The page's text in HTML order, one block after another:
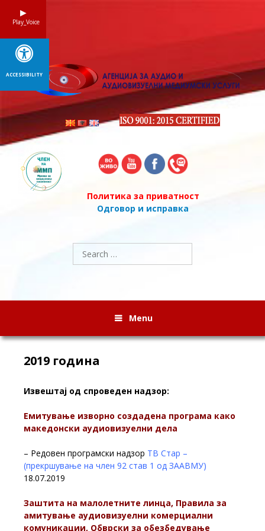
Политика за приватност
Одговор и исправка
Search
for:
Menu
2019 година
Извештај од спроведен надзор:
Емитување изворно создадена програма како
македонски аудиовизуелни дела
– Редовен програмски надзор ТВ Стар –
(прекршување на член 92 став 1 од ЗААВМУ)
18.07.2019
Заштита на малолетните линца, Правила за
амитување аудиовизуелни комерциални
комуникации, Обврски за обезбедување
Play_Voice
ACCESSIBILITY